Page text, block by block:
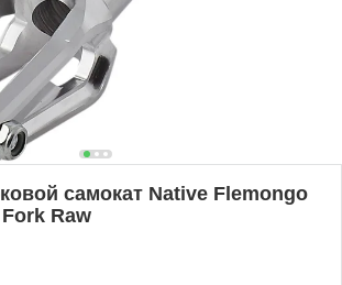
самокат Native Flemongo
Raw